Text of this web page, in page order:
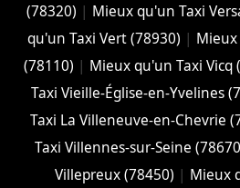
(78320) | Mieux qu'un Taxi
qu'un Taxi Vert (78930) |
(78110) | Mieux qu'un Taxi Vicq
Taxi Vieille-Église-en-Yvelines
Taxi La Villeneuve-en-Chevrie
Taxi Villennes-sur-Seine
Villepreux (78450) | Mieux